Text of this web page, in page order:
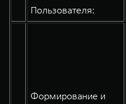
Пользователя:
Формирование и